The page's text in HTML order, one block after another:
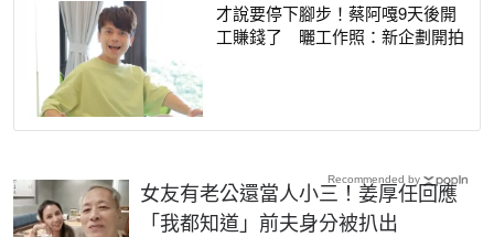
才說要停下腳步！蔡阿嘎9天後開
工賺錢了 曬工作照：新企劃開拍
女友有老公還當人小三！姜厚任回應
「我都知道」前夫身分被扒出
Recommended by